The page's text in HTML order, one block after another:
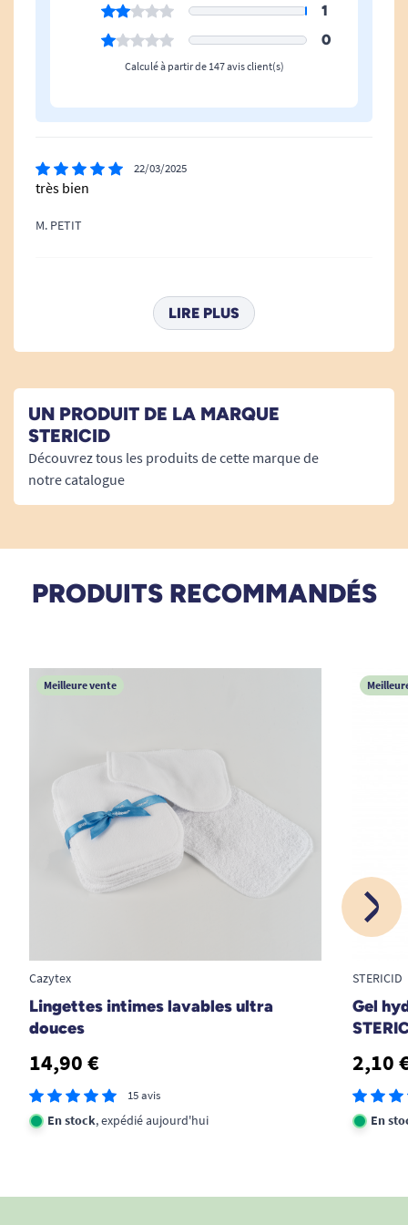
1
0
Calculé à partir de 147 avis client(s)
22/03/2025
très bien
M. PETIT
Impeccable comme toujours
11/01/2025
PARFAIT.
S. P
Parfait
A. Anonymous
Ras
LIRE PLUS
UN PRODUIT DE LA MARQUE
STERICID
Découvrez tous les produits de cette marque de
notre catalogue
PRODUITS RECOMMANDÉS
Meilleure vente
Cazytex
Lingettes intimes lavables ultra
douces
14,90 €
15 avis
En stock, expédié aujourd'hui
STERICID
Gel
2,10
En